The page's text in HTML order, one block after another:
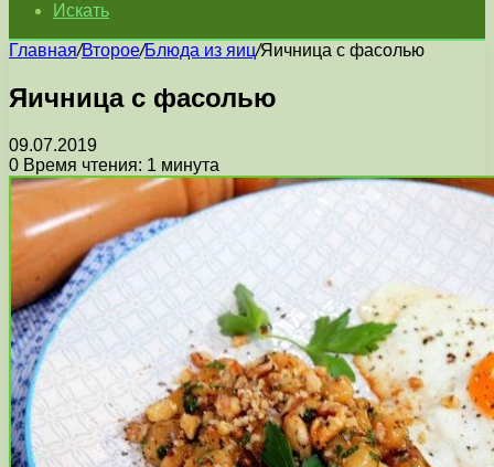
Искать
Главная/Второе/Блюда из яиц/Яичница с фасолью
Яичница с фасолью
09.07.2019
0 Время чтения: 1 минута